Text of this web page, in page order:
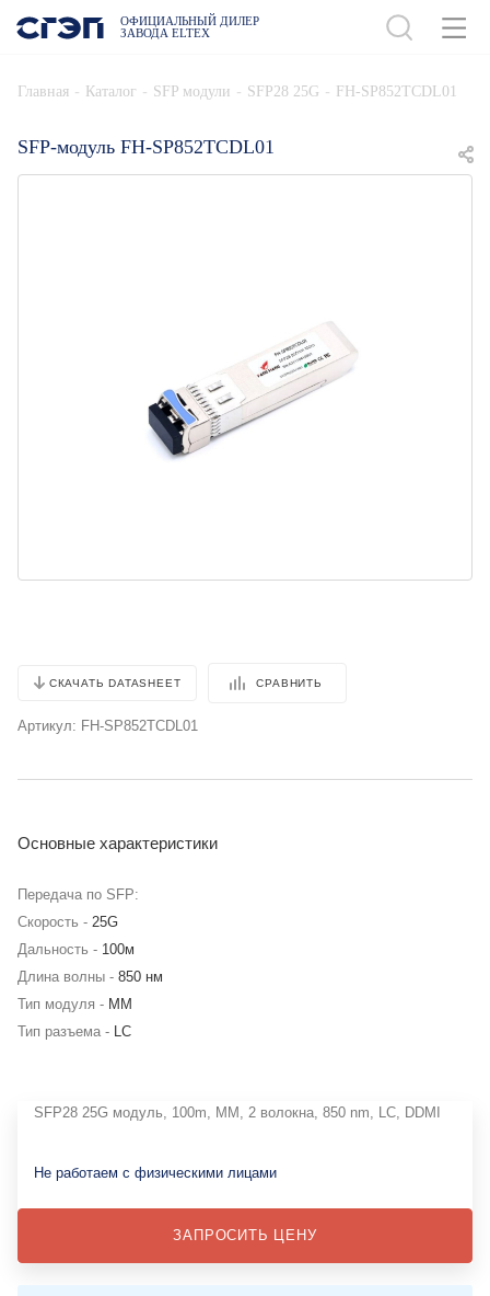
ОФИЦИАЛЬНЫЙ ДИЛЕР
ЗАВОДА ELTEX
Главная - Каталог - SFP модули - SFP28 25G - FH-SP852TCDL01
SFP-модуль FH-SP852TCDL01
СКАЧАТЬ DATASHEET СРАВНИТЬ
Артикул: FH-SP852TCDL01
Основные характеристики
Передача по SFP:
Скорость - 25G
Дальность - 100м
Длина волны - 850 нм
Тип модуля - MM
Тип разъема - LC
SFP28 25G модуль, 100m, MM, 2 волокна, 850 nm, LC, DDMI
Не работаем с физическими лицами
ЗАПРОСИТЬ ЦЕНУ